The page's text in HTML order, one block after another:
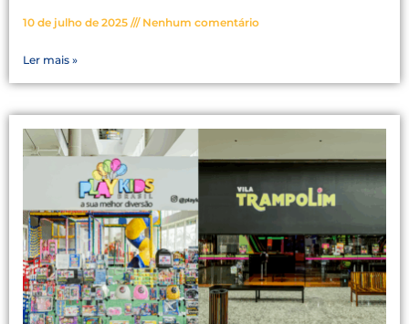
10 de julho de 2025 Nenhum comentário
Ler mais »